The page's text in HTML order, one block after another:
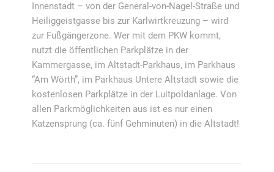
Innenstadt – von der General-von-Nagel-Straße und
Heiliggeistgasse bis zur Karlwirtkreuzung – wird
zur Fußgängerzone. Wer mit dem PKW kommt,
nutzt die öffentlichen Parkplätze in der
Kammergasse, im Altstadt-Parkhaus, im Parkhaus
“Am Wörth”, im Parkhaus Untere Altstadt sowie die
kostenlosen Parkplätze in der Luitpoldanlage. Von
allen Parkmöglichkeiten aus ist es nur einen
Katzensprung (ca. fünf Gehminuten) in die Altstadt!